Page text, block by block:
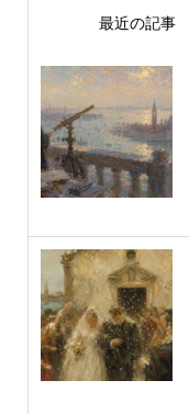
最近の記事